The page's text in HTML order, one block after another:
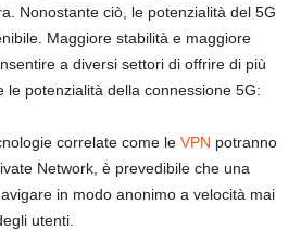
Nonostante ciò, le potenzialità del 5G
Maggiore stabilità e maggiore
a diversi settori di offrire di più
potenzialità della connessione 5G:
correlate come le VPN potranno
Network, è prevedibile che una
in modo anonimo a velocità mai
utenti.